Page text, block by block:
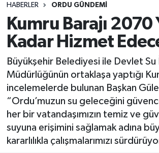
HABERLER ORDU GÜNDEMİ
Kumru Barajı 2070
Kadar Hizmet
Büyükşehir Belediyesi ile Devlet Su
Müdürlüğünün ortaklaşa yaptığı
incelemelerde bulunan Başkan
“Ordu’muzun su geleceğini
her bir vatandaşımızın temiz ve
suyuna erişimini sağlamak adına
kararlılıkla çalışmalarımızı
Süper Lig Puan Durumu ve Fikstür
Tüm Manşetler
Haber Arşivi